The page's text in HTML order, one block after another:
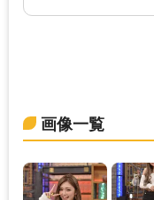
画像一覧